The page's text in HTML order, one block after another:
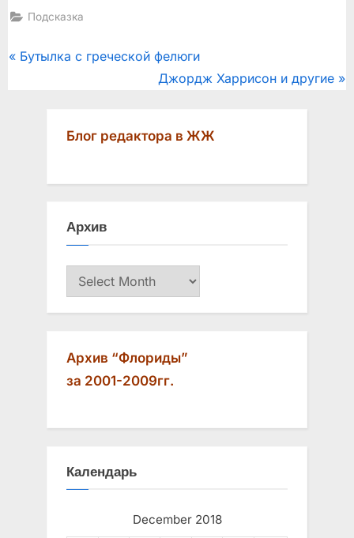
Подсказка
Post
P
Бутылка с греческой фелюги
N
t
o
Джордж Харрисон и другие
Блог редактора в ЖЖ
Архив
Архив
Архив “Флориды”
за 2001-2009гг.
Календарь
December 2018